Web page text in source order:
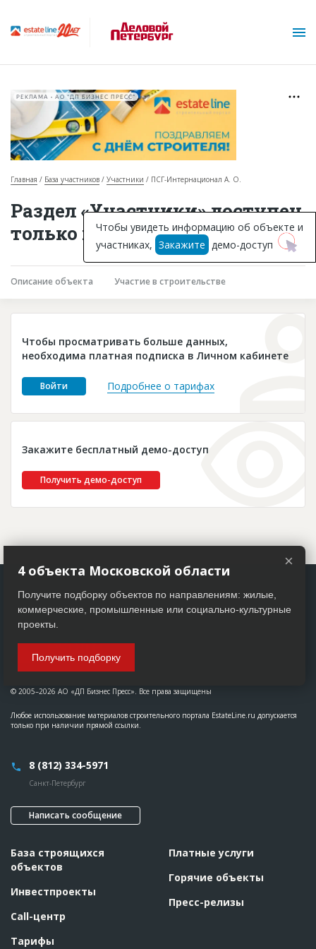
Горячие объекты
База строящихся объектов
Инвестпроекты
Глоссарий
Платные услуги
Пресс-релизы
РЕКЛАМА • АО "ДП БИЗНЕС ПРЕСС"
Главная База участников Участники ПСГ-Интернационал А. О.
Раздел «Участники» доступен
только подписчикам
Описание объекта Участие в строительстве
Чтобы просматривать больше данных,
необходима платная подписка в Личном кабинете
Войти Подробнее о тарифах
Закажите бесплатный демо-доступ
Получить демо-доступ
Чтобы увидеть информацию об объекте и
участниках, Закажите демо-доступ
© 2005–2026 АО «ДП Бизнес Пресс». Все права защищены
Любое использование материалов строительного портала EstateLine.ru допускается
только при наличии прямой ссылки.
8 (812) 334-5971
Санкт-Петербург
Написать сообщение
База строящихся
объектов
Инвестпроекты
Call-центр
Тарифы
Платные услуги
Горячие объекты
Пресс-релизы
×
4 объекта Московской области
Получите подборку объектов по направлениям: жилые,
коммерческие, промышленные или социально-культурные
проекты.
Получить подборку